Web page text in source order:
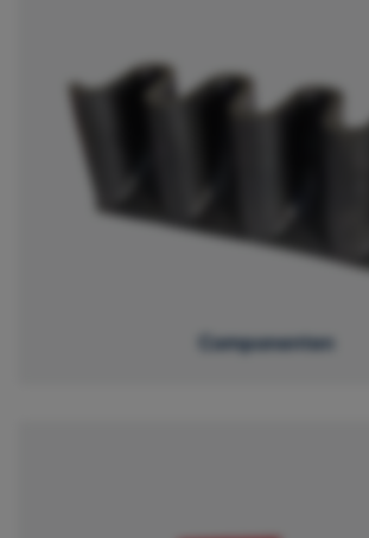
Componenten